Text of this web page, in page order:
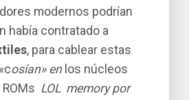
modernos podrí­an
habí­a contratado a
, para cablear estas
osí­an» enlos núcleos
LOL memory por